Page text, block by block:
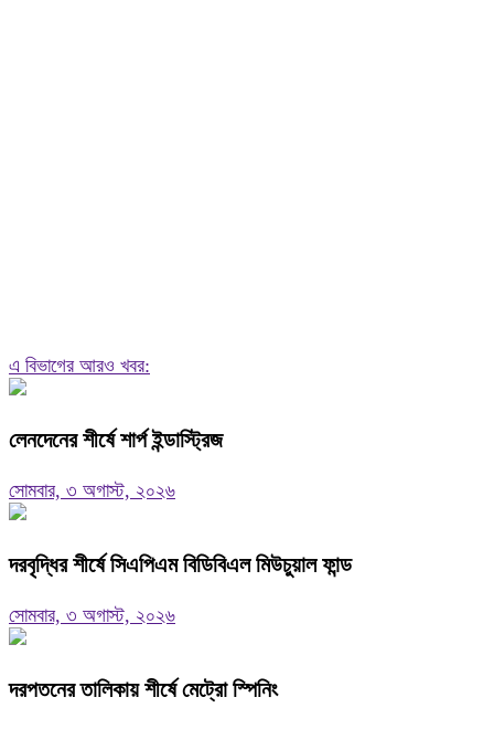
এ বিভাগের আরও খবর:
লেনদেনের শীর্ষে শার্প ইন্ডাস্ট্রিজ
সোমবার, ৩ অগাস্ট, ২০২৬
দরবৃদ্ধির শীর্ষে সিএপিএম বিডিবিএল মিউচুয়াল ফান্ড
সোমবার, ৩ অগাস্ট, ২০২৬
দরপতনের তালিকায় শীর্ষে মেট্রো স্পিনিং